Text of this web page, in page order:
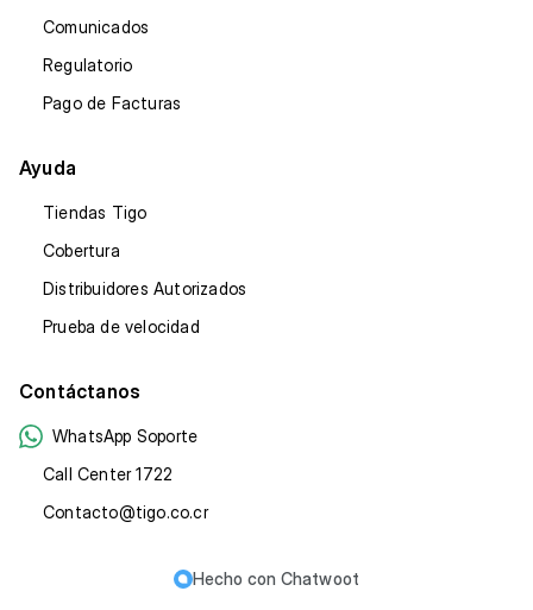
Comunicados
Regulatorio
Pago de Facturas
Ayuda
Tiendas Tigo
Cobertura
Distribuidores Autorizados
Prueba de velocidad
Contáctanos
WhatsApp Soporte
Call Center 1722
Contacto@tigo.co.cr
Hecho con Chatwoot